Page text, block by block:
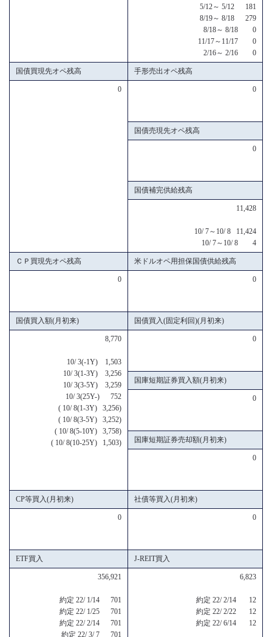
5/12～ 5/12 181
8/19～ 8/18 279
8/18～ 8/18 0
11/17～11/17 0
2/16～ 2/16 0
国債買現先オペ残高 手形売出オペ残高
0 0
国債売現先オペ残高
0
国債補完供給残高
11,428
10/ 7～10/ 8 11,424
10/ 7～10/ 8 4
ＣＰ買現先オペ残高 米ドルオペ用担保国債供給残高
0 0
国債買入額(月初来) 国債買入(固定利回)(月初来)
8,770
10/ 3(-1Y) 1,503
10/ 3(1-3Y) 3,256
10/ 3(3-5Y) 3,259
10/ 3(25Y-) 752
( 10/ 8(1-3Y) 3,256)
( 10/ 8(3-5Y) 3,252)
( 10/ 8(5-10Y) 3,758)
( 10/ 8(10-25Y) 1,503)
0
国庫短期証券買入額(月初来)
0
国庫短期証券売却額(月初来)
0
CP等買入(月初来) 社債等買入(月初来)
0 0
ETF買入 J-REIT買入
356,921
約定 22/ 1/14 701
約定 22/ 1/25 701
約定 22/ 2/14 701
約定 22/ 3/ 7 701
6,823
約定 22/ 2/14 12
約定 22/ 2/22 12
約定 22/ 6/14 12